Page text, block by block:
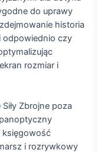
do uprawy
historia
odpowiednio czy
rozmiar i
Zbrojne poza
księgowość
i rozrywkowy